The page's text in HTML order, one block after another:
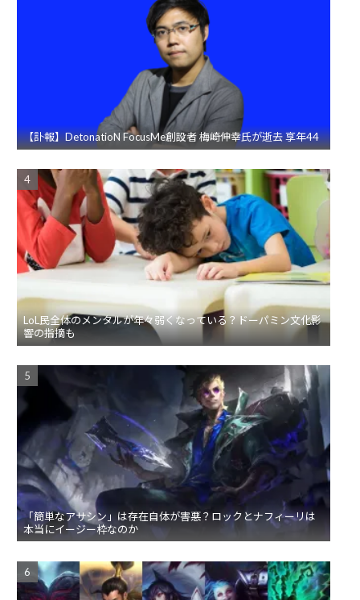
【訃報】DetonatioN FocusMe創設者 梅崎伸幸氏が逝去 享年44
LoL民全体のメンタルが年々弱くなっている？ドーパミン文化影
響の指摘も
「簡単なアサシン」は存在自体が害悪？ロックとナフィーリは
本当にイージー枠なのか